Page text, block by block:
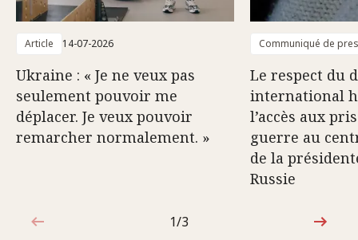
Article 14-07-2026
Ukraine : « Je ne veux pas
seulement pouvoir me
déplacer. Je veux pouvoir
remarcher normalement. »
Communiqué de
Le respect du
international
l’accès aux
guerre au
de la
Russie
1sur3
1/3